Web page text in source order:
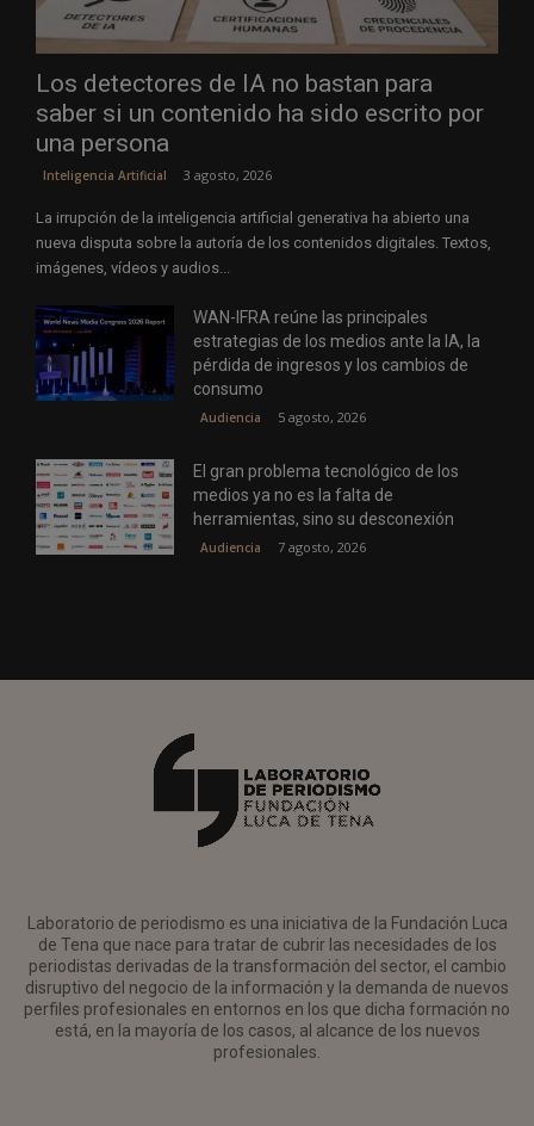
Los detectores de IA no bastan para
saber si un contenido ha sido escrito por
una persona
Inteligencia Artificial 3 agosto, 2026
La irrupción de la inteligencia artificial generativa ha abierto una
nueva disputa sobre la autoría de los contenidos digitales. Textos,
imágenes, vídeos y audios...
WAN-IFRA reúne las principales
estrategias de los medios ante la IA, la
pérdida de ingresos y los cambios de
consumo
Audiencia 5 agosto, 2026
El gran problema tecnológico de los
medios ya no es la falta de
herramientas, sino su desconexión
Audiencia 7 agosto, 2026
Laboratorio de periodismo es una iniciativa de la Fundación Luca
de Tena que nace para tratar de cubrir las necesidades de los
periodistas derivadas de la transformación del sector, el cambio
disruptivo del negocio de la información y la demanda de nuevos
perfiles profesionales en entornos en los que dicha formación no
está, en la mayoría de los casos, al alcance de los nuevos
profesionales.